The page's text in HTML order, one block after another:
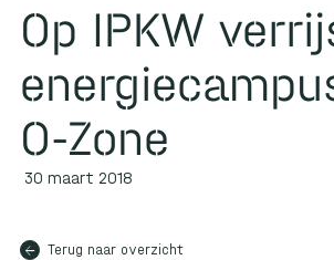
Op IPKW
O-Zone
30 maart 2018
arrow_back Terug naar overzicht
Over
Ecosysteem